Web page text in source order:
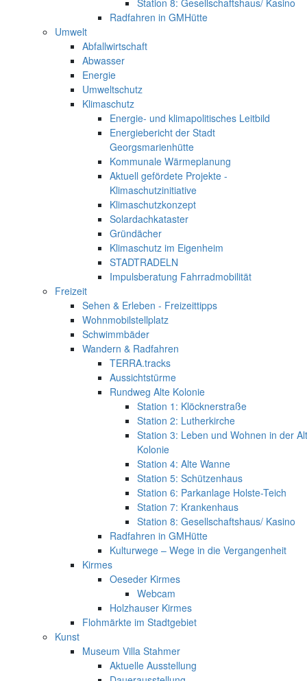
Radfahren in GMHütte
Umwelt
Abfallwirtschaft
Abwasser
Energie
Umweltschutz
Klimaschutz
Energie- und klimapolitisches Leitbild
Energiebericht der Stadt
Georgsmarienhütte
Kommunale Wärmeplanung
Aktuell gefördete Projekte -
Klimaschutzinitiative
Klimaschutzkonzept
Solardachkataster
Gründächer
Klimaschutz im Eigenheim
STADTRADELN
Impulsberatung Fahrradmobilität
Freizeit
Sehen & Erleben - Freizeittipps
Wohnmobilstellplatz
Schwimmbäder
Wandern & Radfahren
TERRA.tracks
Aussichtstürme
Rundweg Alte Kolonie
Station 1: Klöcknerstraße
Station 2: Lutherkirche
Station 3: Leben und Wohnen in der
Kolonie
Station 4: Alte Wanne
Station 5: Schützenhaus
Station 6: Parkanlage Holste-Teich
Station 7: Krankenhaus
Station 8: Gesellschaftshaus/ Kasino
Radfahren in GMHütte
Kulturwege – Wege in die Vergangenheit
Kirmes
Oeseder Kirmes
Webcam
Holzhauser Kirmes
Flohmärkte im Stadtgebiet
Kunst
Museum Villa Stahmer
Aktuelle Ausstellung